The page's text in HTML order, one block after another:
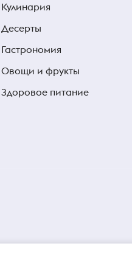
Кулинария
Десерты
Гастрономия
Овощи и фрукты
Здоровое питание